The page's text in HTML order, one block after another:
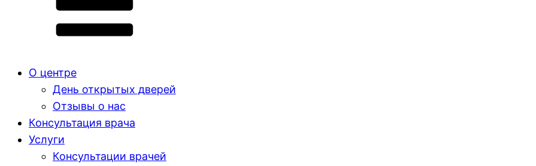
О центре
День открытых дверей
Отзывы о нас
Консультация врача
Услуги
Консультации врачей